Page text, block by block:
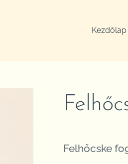
Kezdőlap
Felhőcske